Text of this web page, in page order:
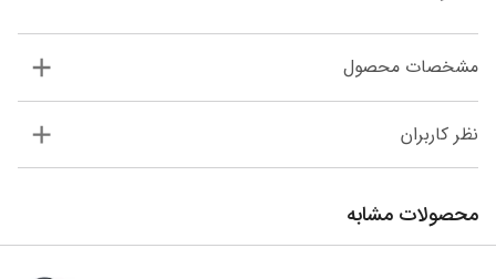
مشخصات محصول
نظر کاربران
محصولات مشابه